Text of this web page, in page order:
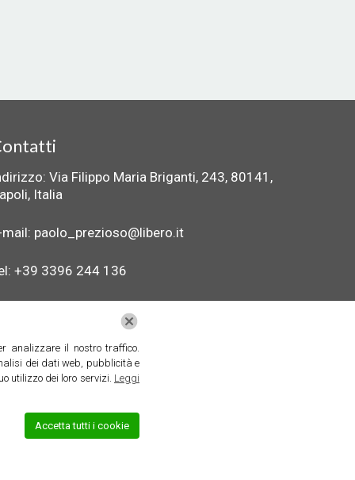
Via Filippo Maria Briganti, 243, 80141,
Italia
mail: paolo_prezioso@libero.it
+39 3396 244 136
policy/ Cookie Policy
| Tutti i diritti riservati.
analizzare il nostro traffico.
dei dati web, pubblicità e
utilizzo dei loro servizi. Leggi
Accetta tutti i cookie